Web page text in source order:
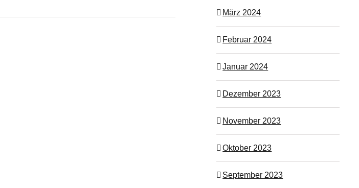
März 2024
Februar 2024
Januar 2024
Dezember 2023
November 2023
Oktober 2023
September 2023